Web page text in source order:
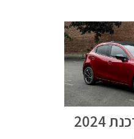
מאזדה 2 המעודכנת 2024